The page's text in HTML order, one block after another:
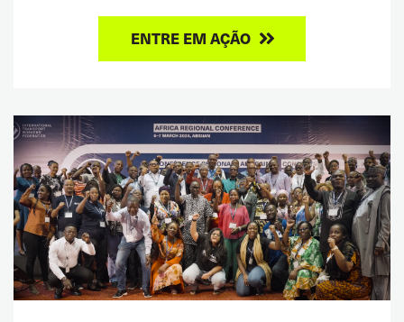
ENTRE EM AÇÃO